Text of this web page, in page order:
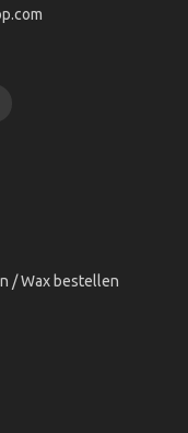
/ Wax bestellen